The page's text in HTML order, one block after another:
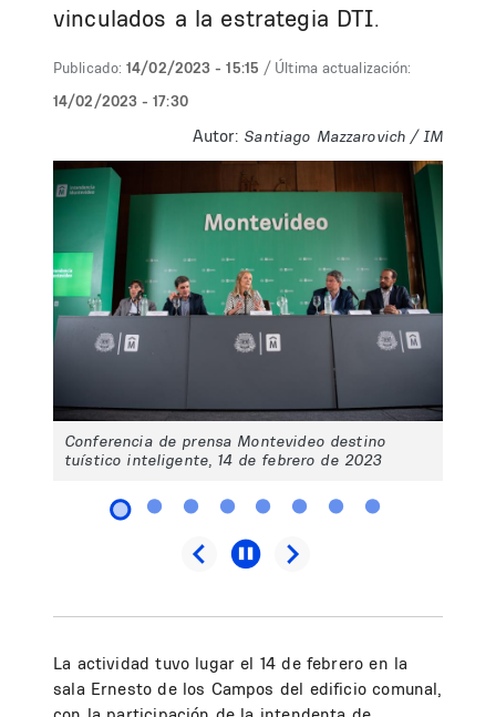
vinculados a la estrategia DTI.
Publicado: 14/02/2023 - 15:15 / Última actualización:
14/02/2023 - 17:30
Autor: Santiago Mazzarovich / IM
Conferencia de prensa Montevideo destino
tuístico inteligente, 14 de febrero de 2023
La actividad tuvo lugar el 14 de febrero en la
sala Ernesto de los Campos del edificio comunal,